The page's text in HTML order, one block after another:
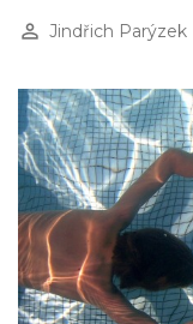
perm_identity Jindřich Parýzek